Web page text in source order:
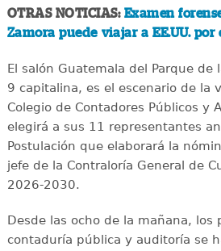
OTRAS NOTICIAS: Examen
Zamora puede viajar a EE.UU.
El salón Guatemala del Parque
9 capitalina, es el escenario de la
Colegio de Contadores Públicos y
elegirá a sus 11 representantes
Postulación que elaborará la
jefe de la Contraloría General de
2026-2030.
Desde las ocho de la mañana, los
contaduría pública y auditoría se